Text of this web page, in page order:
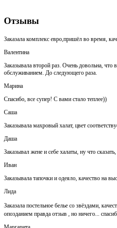
Отзывы
Заказала комплекс евро,пришёл во время,
Валентина
Заказывала второй раз. Очень довольна, что
обслуживанием. До следующего раза.
Марина
Спасибо, все супер! С вами стало теплее))
Саша
Заказывала махровый халат, цвет
Даша
Заказывал жене и себе халаты, ну что
Иван
Заказывала тапочки и одеяло, качество на
Лида
Заказала постельное белье со звёздами,
опозданием правда отзыв , но ничего... спасибо